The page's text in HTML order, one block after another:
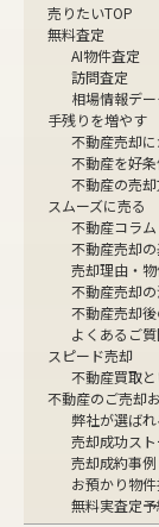
売りたいTOP
無料査定
AI物件査定
訪問査定
相場情報デ
手残りを増やす
不動産売却
不動産を好
不動産の売
スムーズに売る
不動産コラム
不動産売却
売却理由・
不動産売却
不動産売却
よくあるご
スピード売却
不動産買取
不動産のご売却
弊社が選ば
売却成功ス
売却成約事例
お預かり物
無料実査定